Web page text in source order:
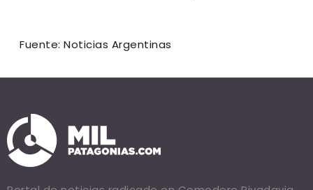
Fuente: Noticias Argentinas